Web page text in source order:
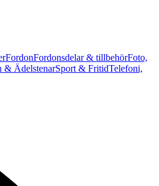
FordonFordonsdelar & tillbehörFoto,
& ÄdelstenarSport & FritidTelefoni,